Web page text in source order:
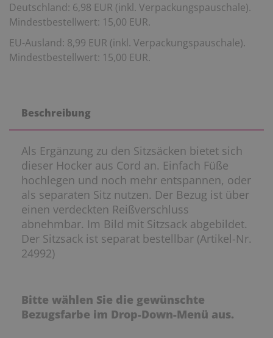
Deutschland: 6,98 EUR (inkl. Verpackungspauschale).
Mindestbestellwert: 15,00 EUR.
EU-Ausland: 8,99 EUR (inkl. Verpackungspauschale).
Mindestbestellwert: 15,00 EUR.
Beschreibung
Als Ergänzung zu den Sitzsäcken bietet sich
dieser Hocker aus Cord an. Einfach Füße
hochlegen und noch mehr entspannen, oder
als separaten Sitz nutzen. Der Bezug ist über
einen verdeckten Reißverschluss
abnehmbar. Im Bild mit Sitzsack abgebildet.
Der Sitzsack ist separat bestellbar (Artikel-Nr.
24992)
Bitte wählen Sie die gewünschte
Bezugsfarbe im Drop-Down-Menü aus.